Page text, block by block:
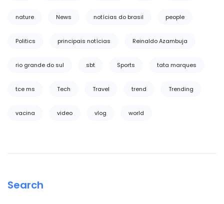
nature News notícias do brasil people
Politics principais notícias Reinaldo Azambuja
rio grande do sul sbt Sports tata marques
tce ms Tech Travel trend Trending
vacina video vlog world
Search